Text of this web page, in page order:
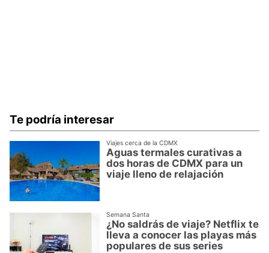
Te podría interesar
Viajes cerca de la CDMX
Aguas termales curativas a
dos horas de CDMX para un
viaje lleno de relajación
Semana Santa
¿No saldrás de viaje? Netflix te
lleva a conocer las playas más
populares de sus series